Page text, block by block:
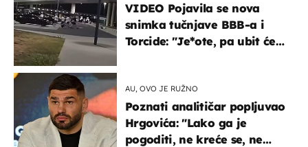
VIDEO Pojavila se nova
snimka tučnjave BBB-a i
Torcide: "Je*ote, pa ubit će
AU, OVO JE RUŽNO
Poznati analitičar popljuvao
Hrgovića: "Lako ga je
pogoditi, ne kreće se, ne